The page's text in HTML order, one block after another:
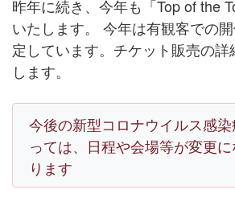
昨年に続き、今年も「Top of the
いたします。 今年は有観客での
定しています。チケット販売の詳
します。
今後の新型コロナウイルス感
っては、日程や会場等が変更
ります